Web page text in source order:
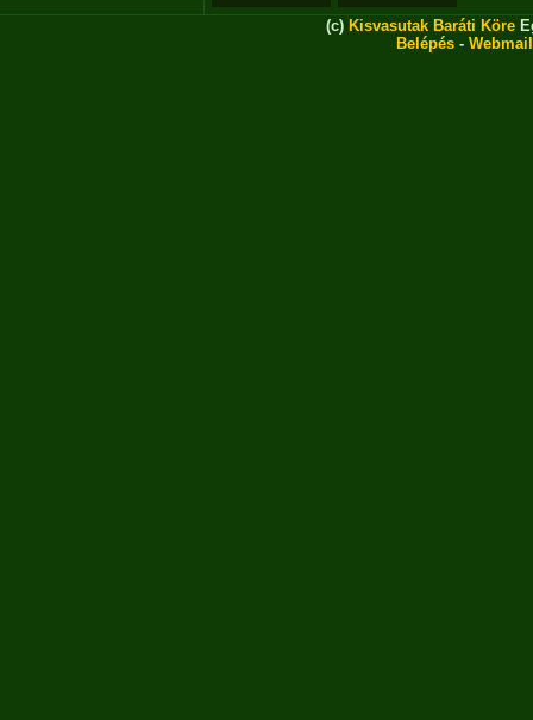
(c) Kisvasutak Baráti Köre
Belépés - Webmail